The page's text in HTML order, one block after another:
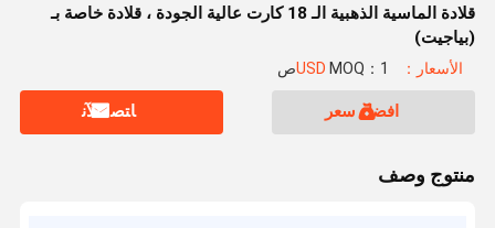
قلادة الماسية الذهبية الـ 18 كارت عالية الجودة ، قلادة خاصة بـ
(بياجيت)
الأسعار：USD MOQ：1ص
افضل سعر ﺎﺘﺼﻟ ﺍﻶﻧ
منتوج وصف